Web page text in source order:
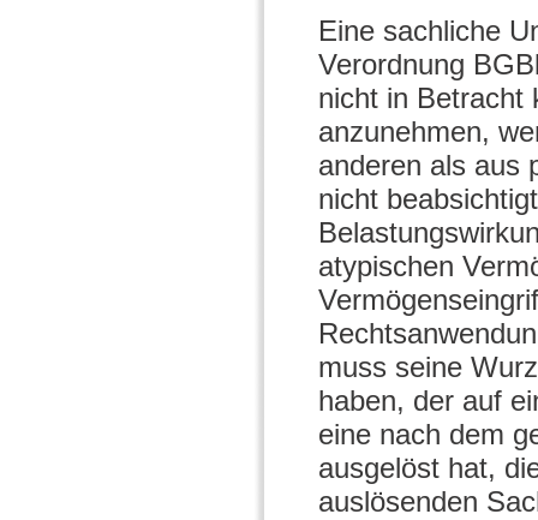
Eine sachliche
Verordnung
nicht in Betracht
anzunehmen,
anderen als aus
nicht
atypischen
muss seine
haben, der auf
eine nach dem
ausgelöst hat,
auslösenden